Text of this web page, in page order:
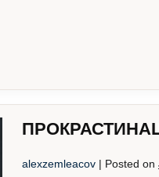
alexzemleacov| Posted on